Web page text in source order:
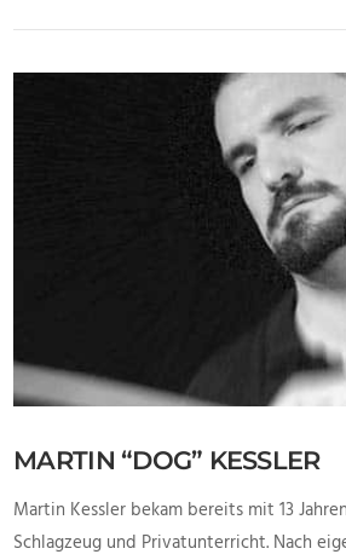
MARTIN “DOG” KESSLER
Martin Kessler bekam bereits mit 13
Schlagzeug und Privatunterricht. Nach